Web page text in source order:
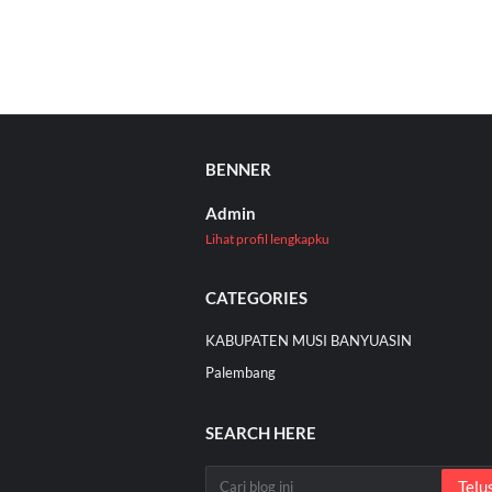
BENNER
Admin
Lihat profil lengkapku
CATEGORIES
KABUPATEN MUSI BANYUASIN
Palembang
SEARCH HERE